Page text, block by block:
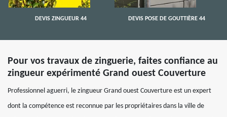
DEVIS ZINGUEUR 44 DEVIS POSE DE GOUTTIÈRE 44
Pour vos travaux de zinguerie, faites confiance au
zingueur expérimenté Grand ouest Couverture
Professionnel aguerri, le zingueur Grand ouest Couverture est un expert
dont la compétence est reconnue par les propriétaires dans la ville de